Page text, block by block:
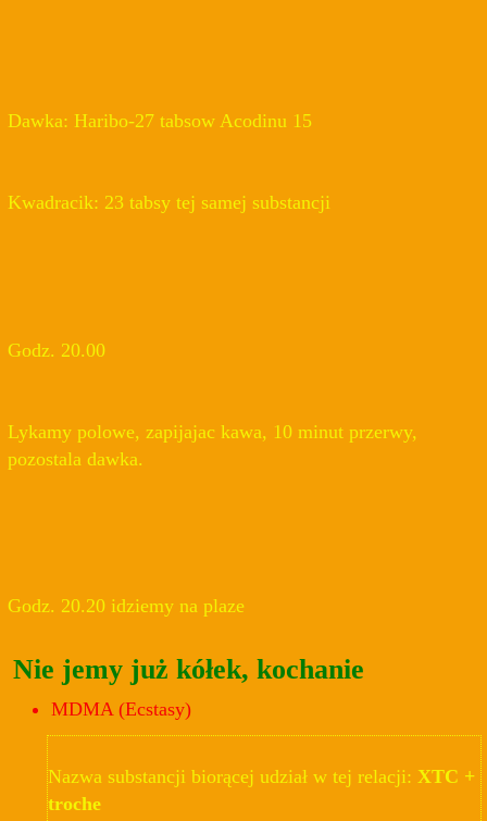
Dawka: Haribo-27 tabsow Acodinu 15
Kwadracik: 23 tabsy tej samej substancji
Godz. 20.00
Lykamy polowe, zapijajac kawa, 10 minut przerwy,
pozostala dawka.
Godz. 20.20 idziemy na plaze
Nie jemy już kółek, kochanie
MDMA (Ecstasy)
Nazwa substancji biorącej udział w tej relacji: XTC +
troche